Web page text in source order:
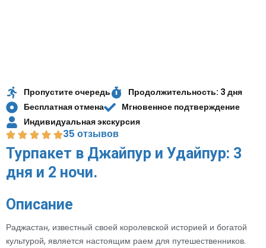
Пропустите очередь
Продолжительность: 3 дня
Бесплатная отмена
Мгновенное подтверждение
Индивидуальная экскурсия
35 отзывов
Турпакет в Джайпур и Удайпур: 3
дня и 2 ночи.
Описание
Раджастан, известный своей королевской историей и богатой
культурой, является настоящим раем для путешественников.